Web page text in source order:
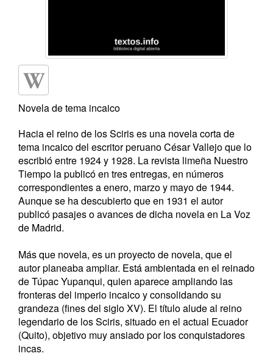
Novela de tema incaico
Hacia el reino de los Sciris es una novela corta de
tema incaico del escritor peruano César Vallejo que lo
escribió entre 1924 y 1928. La revista limeña Nuestro
Tiempo la publicó en tres entregas, en números
correspondientes a enero, marzo y mayo de 1944.
Aunque se ha descubierto que en 1931 el autor
publicó pasajes o avances de dicha novela en La Voz
de Madrid.
Más que novela, es un proyecto de novela, que el
autor planeaba ampliar. Está ambientada en el reinado
de Túpac Yupanqui, quien aparece ampliando las
fronteras del imperio incaico y consolidando su
grandeza (fines del siglo XV). El título alude al reino
legendario de los Sciris, situado en el actual Ecuador
(Quito), objetivo muy ansiado por los conquistadores
incas.